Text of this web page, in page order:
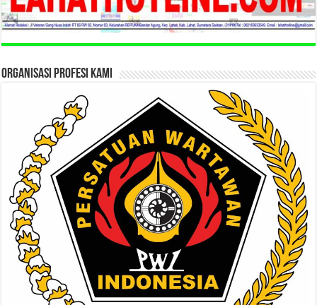
ORGANISASI PROFESI KAMI